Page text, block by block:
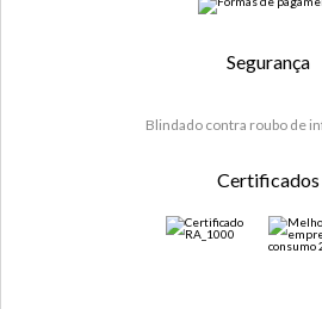
Segurança
Blindado contra roubo de
Certificados